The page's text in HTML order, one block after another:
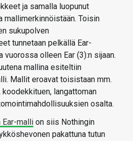
ja samalla luopunut
mallimerkinnöistään. Toisin
sukupolven
tunnetaan pelkällä Ear-
vuorossa olleen Ear (3):n sijaan.
mallina esiteltiin
Mallit eroavat toisistaan mm.
langattoman
osalta.
Ear-malli on siis Nothingin
pakattuna tutun